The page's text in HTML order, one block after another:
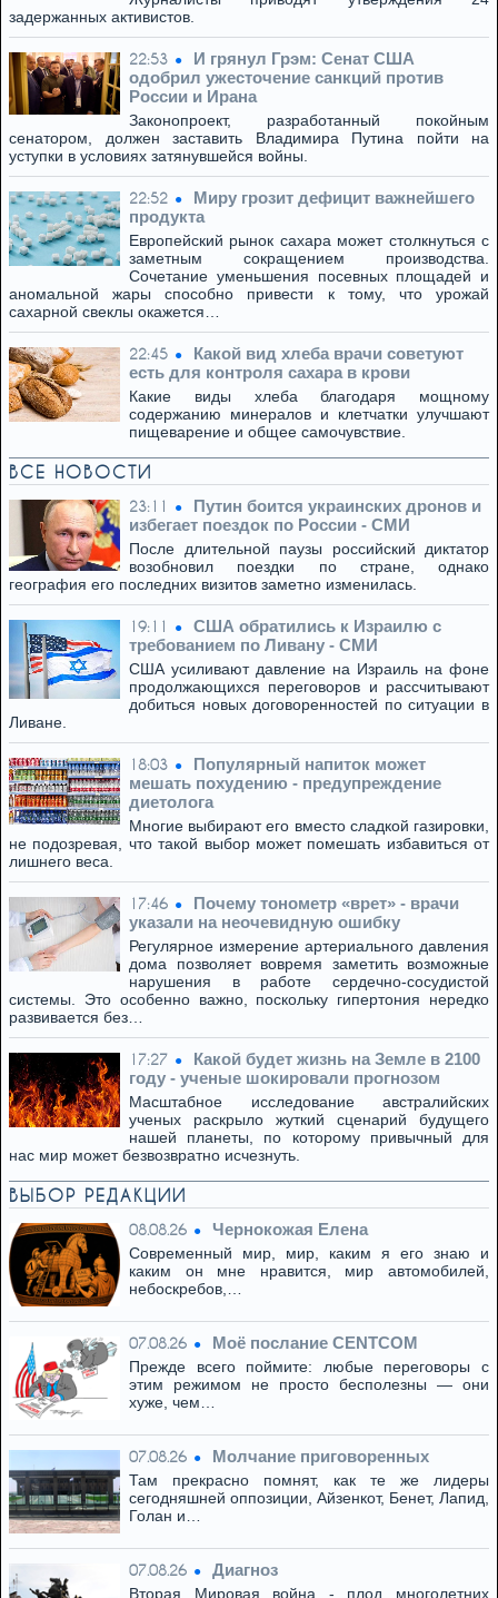
задержанных активистов.
22:53
И грянул Грэм: Сенат США
одобрил ужесточение санкций против
России и Ирана
Законопроект, разработанный покойным
сенатором, должен заставить Владимира Путина пойти на
уступки в условиях затянувшейся войны.
22:52
Миру грозит дефицит важнейшего
продукта
Европейский рынок сахара может столкнуться с
заметным сокращением производства.
Сочетание уменьшения посевных площадей и
аномальной жары способно привести к тому, что урожай
сахарной свеклы окажется…
22:45
Какой вид хлеба врачи советуют
есть для контроля сахара в крови
Какие виды хлеба благодаря мощному
содержанию минералов и клетчатки улучшают
пищеварение и общее самочувствие.
ВСЕ НОВОСТИ
23:11
Путин боится украинских дронов и
избегает поездок по России - СМИ
После длительной паузы российский диктатор
возобновил поездки по стране, однако
география его последних визитов заметно изменилась.
19:11
США обратились к Израилю с
требованием по Ливану - СМИ
США усиливают давление на Израиль на фоне
продолжающихся переговоров и рассчитывают
добиться новых договоренностей по ситуации в
Ливане.
18:03
Популярный напиток может
мешать похудению - предупреждение
диетолога
Многие выбирают его вместо сладкой газировки,
не подозревая, что такой выбор может помешать избавиться от
лишнего веса.
17:46
Почему тонометр «врет» - врачи
указали на неочевидную ошибку
Регулярное измерение артериального давления
дома позволяет вовремя заметить возможные
нарушения в работе сердечно-сосудистой
системы. Это особенно важно, поскольку гипертония нередко
развивается без…
17:27
Какой будет жизнь на Земле в 2100
году - ученые шокировали прогнозом
Масштабное исследование австралийских
ученых раскрыло жуткий сценарий будущего
нашей планеты, по которому привычный для
нас мир может безвозвратно исчезнуть.
ВЫБОР РЕДАКЦИИ
08.08.26 Чернокожая Елена
Современный мир, мир, каким я его знаю и
каким он мне нравится, мир автомобилей,
небоскребов,…
07.08.26 Моё послание CENTCOM
Прежде всего поймите: любые переговоры с
этим режимом не просто бесполезны — они
хуже, чем…
07.08.26 Молчание приговоренных
Там прекрасно помнят, как те же лидеры
сегодняшней оппозиции, Айзенкот, Бенет, Лапид,
Голан и…
07.08.26 Диагноз
Вторая Мировая война - плод многолетних